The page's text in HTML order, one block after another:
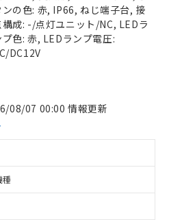
ンの色: 赤, IP66, ねじ端子台, 接
構成: -/点灯ユニット/NC, LEDラ
プ色: 赤, LEDランプ電圧:
DC12V
08/07 00:00 情報更新
種